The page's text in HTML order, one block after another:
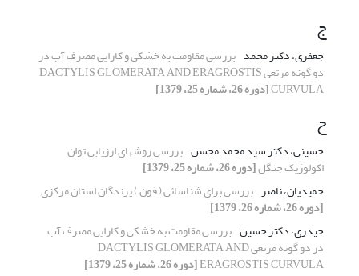
ج
جعفری، دکتر محمد بررسی مقاومت به خشکی و کارایی مصرف آب در
دو گونه مرتعی DACTYLIS GLOMERATA AND ERAGROSTIS
CURVULA[دوره 26، شماره 25، 1379]
ح
حسینی، دکتر سید محمد محسن بررسی روشهای ارزیابی توان
اکولوژیک جنگل[دوره 26، شماره 25، 1379]
حمیدیان، ناصر بررسی برای شناسائی ( فون ) پرندگان استان مرکزی
[دوره 26، شماره 26، 1379]
حیدری، دکتر حسین بررسی مقاومت به خشکی و کارایی مصرف آب
در دو گونه مرتعی DACTYLIS GLOMERATA AND
ERAGROSTIS CURVULA[دوره 26، شماره 25، 1379]